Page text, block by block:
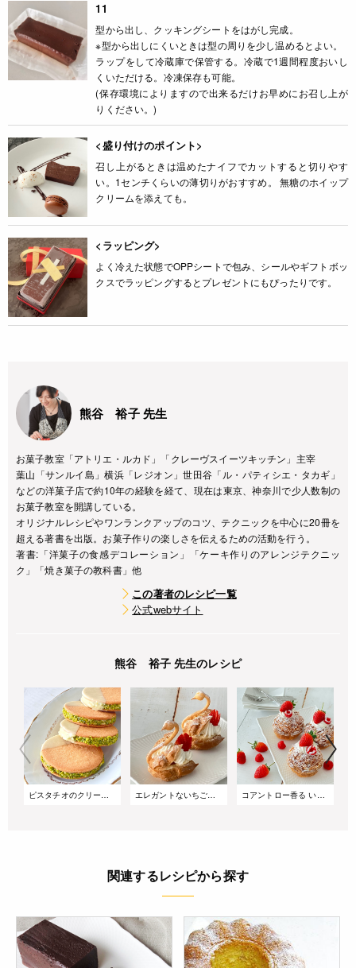
11
型から出し、クッキングシートをはがし完成。
※型から出しにくいときは型の周りを少し温めるとよい。
ラップをして冷蔵庫で保管する。冷蔵で1週間程度おいし
くいただける。冷凍保存も可能。
(保存環境によりますので出来るだけお早めにお召し上が
りください。)
<盛り付けのポイント>
召し上がるときは温めたナイフでカットすると切りやす
い。1センチくらいの薄切りがおすすめ。 無糖のホイップ
クリームを添えても。
<ラッピング>
よく冷えた状態でOPPシートで包み、シールやギフトボッ
クスでラッピングするとプレゼントにもぴったりです。
熊谷 裕子 先生
お菓子教室「アトリエ・ルカド」「クレーヴスイーツキッチン」主宰
葉山「サンルイ島」横浜「レジオン」世田谷「ル・パティシエ・タカギ」
などの洋菓子店で約10年の経験を経て、現在は東京、神奈川で少人数制の
お菓子教室を開講している。
オリジナルレシピやワンランクアップのコツ、テクニックを中心に20冊を
超える著書を出版。お菓子作りの楽しさを伝えるための活動を行う。
著書:「洋菓子の食感デコレーション」「ケーキ作りのアレンジテクニッ
ク」「焼き菓子の教科書」他
この著者のレシピ一覧
公式webサイト
熊谷 裕子 先生のレシピ
ピスタチオのクリームサンドクッキー エレガントないちごのスワンシュー コアントロー香る いちごのクリームパイ
関連するレシピから探す